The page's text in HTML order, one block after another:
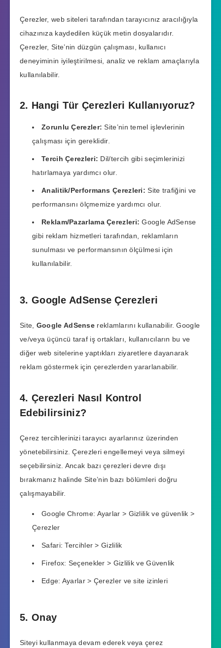
Çerezler, web siteleri tarafından tarayıcınız aracılığıyla
cihazınıza kaydedilen küçük metin dosyalarıdır.
Çerezler, Site’nin düzgün çalışması, kullanıcı
deneyiminin iyileştirilmesi, analiz ve reklam amaçlarıyla
kullanılabilir.
2. Hangi Tür Çerezleri Kullanıyoruz?
Zorunlu Çerezler: Site’nin temel işlevlerinin
çalışması için gereklidir.
Tercih Çerezleri: Dil/tercih gibi seçimlerinizi
hatırlamaya yardımcı olur.
Analitik/Performans Çerezleri: Site trafiğini ve
performansını ölçmemize yardımcı olur.
Reklam/Pazarlama Çerezleri: Google AdSense
gibi reklam hizmetleri tarafından, reklamların
sunulması ve performansının ölçülmesi için
kullanılabilir.
3. Google AdSense Çerezleri
Site, Google AdSense reklamlarını kullanabilir. Google
ve/veya üçüncü taraf iş ortakları, kullanıcıların bu ve
diğer web sitelerine yaptıkları ziyaretlere dayanarak
reklam göstermek için çerezlerden yararlanabilir.
4. Çerezleri Nasıl Kontrol
Edebilirsiniz?
Çerez tercihlerinizi tarayıcı ayarlarınız üzerinden
yönetebilirsiniz. Çerezleri engellemeyi veya silmeyi
seçebilirsiniz. Ancak bazı çerezleri devre dışı
bırakmanız halinde Site’nin bazı bölümleri doğru
çalışmayabilir.
Google Chrome: Ayarlar > Gizlilik ve güvenlik >
Çerezler
Safari: Tercihler > Gizlilik
Firefox: Seçenekler > Gizlilik ve Güvenlik
Edge: Ayarlar > Çerezler ve site izinleri
5. Onay
Siteyi kullanmaya devam ederek veya çerez